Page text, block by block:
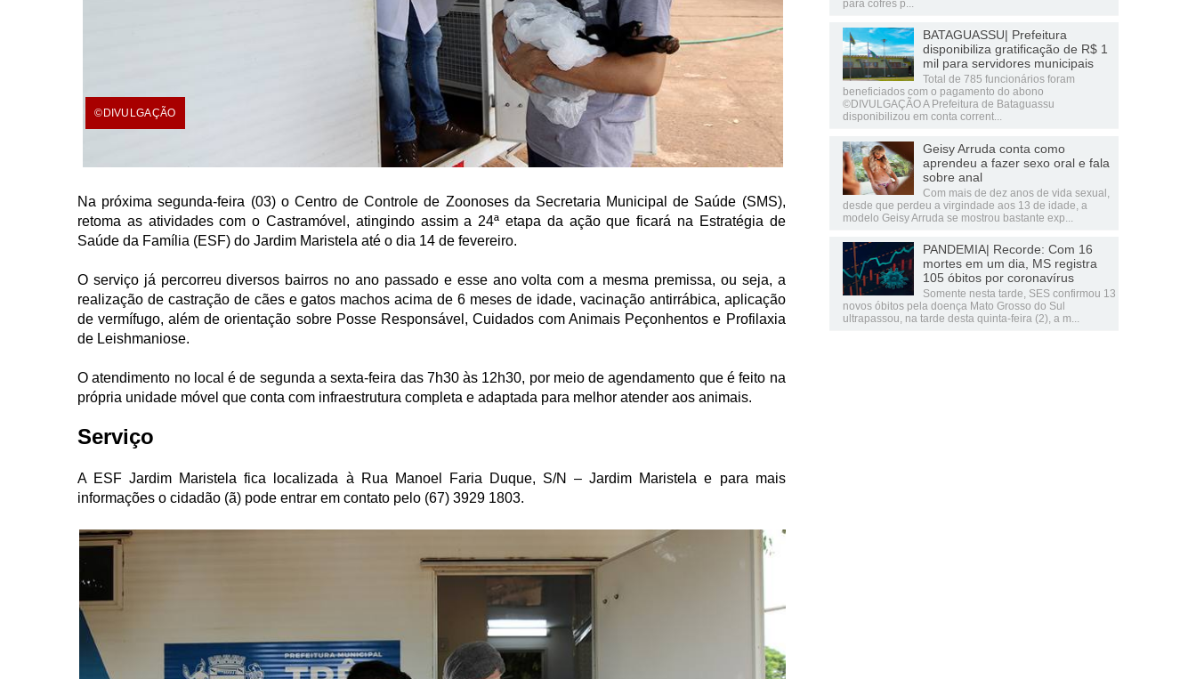
©DIVULGAÇÃO
Na próxima segunda-feira (03) o Centro de Controle de Zoonoses da Secretaria Municipal de Saúde (SMS),
retoma as atividades com o Castramóvel, atingindo assim a 24ª etapa da ação que ficará na Estratégia de
Saúde da Família (ESF) do Jardim Maristela até o dia 14 de fevereiro.
O serviço já percorreu diversos bairros no ano passado e esse ano volta com a mesma premissa, ou seja, a
realização de castração de cães e gatos machos acima de 6 meses de idade, vacinação antirrábica, aplicação
de vermífugo, além de orientação sobre Posse Responsável, Cuidados com Animais Peçonhentos e Profilaxia
de Leishmaniose.
O atendimento no local é de segunda a sexta-feira das 7h30 às 12h30, por meio de agendamento que é feito na
própria unidade móvel que conta com infraestrutura completa e adaptada para melhor atender aos animais.
Serviço
A ESF Jardim Maristela fica localizada à Rua Manoel Faria Duque, S/N – Jardim Maristela e para mais
informações o cidadão (ã) pode entrar em contato pelo (67) 3929 1803.
para cofres p...
BATAGUASSU| Prefeitura
disponibiliza gratificação de R$ 1
mil para servidores municipais
Total de 785 funcionários foram
beneficiados com o pagamento do abono
©DIVULGAÇÃO A Prefeitura de Bataguassu
disponibilizou em conta corrent...
Geisy Arruda conta como
aprendeu a fazer sexo oral e fala
sobre anal
Com mais de dez anos de vida sexual,
desde que perdeu a virgindade aos 13 de idade, a
modelo Geisy Arruda se mostrou bastante exp...
PANDEMIA| Recorde: Com 16
mortes em um dia, MS registra
105 óbitos por coronavírus
Somente nesta tarde, SES confirmou 13
novos óbitos pela doença Mato Grosso do Sul
ultrapassou, na tarde desta quinta-feira (2), a m...